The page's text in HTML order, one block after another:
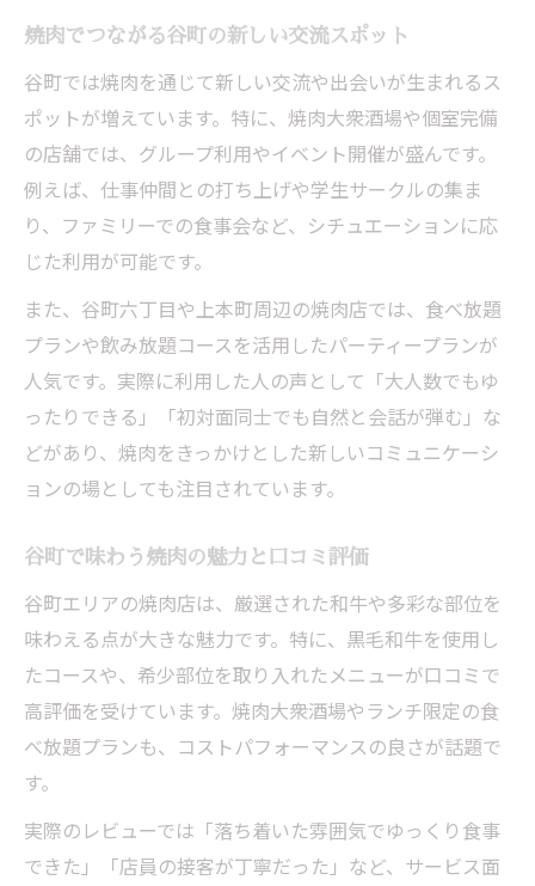
焼肉でつながる谷町の新しい交流スポット
谷町では焼肉を通じて新しい交流や出会いが生まれるス
ポットが増えています。特に、焼肉大衆酒場や個室完備
の店舗では、グループ利用やイベント開催が盛んです。
例えば、仕事仲間との打ち上げや学生サークルの集ま
り、ファミリーでの食事会など、シチュエーションに応
じた利用が可能です。
また、谷町六丁目や上本町周辺の焼肉店では、食べ放題
プランや飲み放題コースを活用したパーティープランが
人気です。実際に利用した人の声として「大人数でもゆ
ったりできる」「初対面同士でも自然と会話が弾む」な
どがあり、焼肉をきっかけとした新しいコミュニケーシ
ョンの場としても注目されています。
谷町で味わう焼肉の魅力と口コミ評価
谷町エリアの焼肉店は、厳選された和牛や多彩な部位を
味わえる点が大きな魅力です。特に、黒毛和牛を使用し
たコースや、希少部位を取り入れたメニューが口コミで
高評価を受けています。焼肉大衆酒場やランチ限定の食
べ放題プランも、コストパフォーマンスの良さが話題で
す。
実際のレビューでは「落ち着いた雰囲気でゆっくり食事
できた」「店員の接客が丁寧だった」など、サービス面